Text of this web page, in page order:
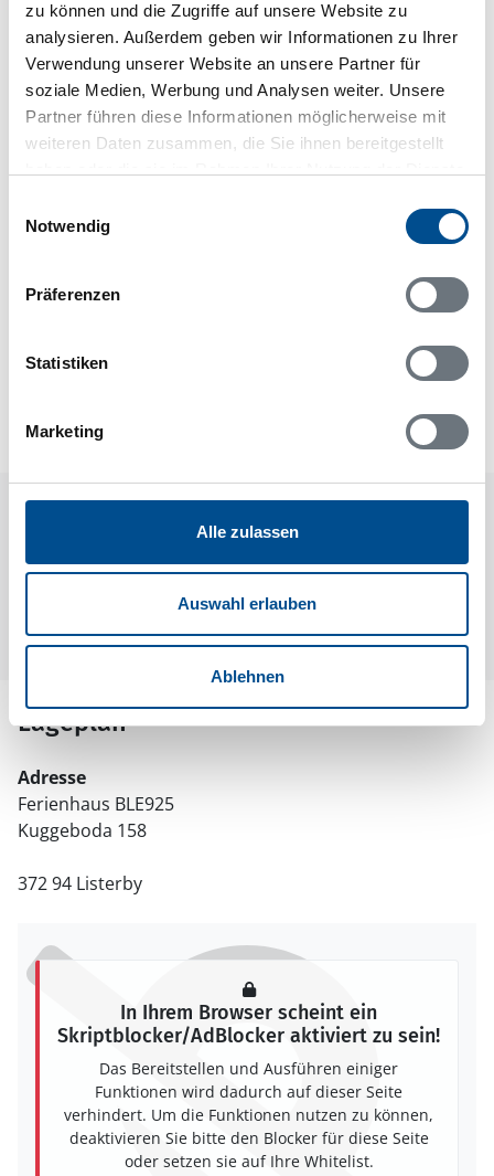
zu können und die Zugriffe auf unsere Website zu
analysieren. Außerdem geben wir Informationen zu Ihrer
Verwendung unserer Website an unsere Partner für
soziale Medien, Werbung und Analysen weiter. Unsere
Partner führen diese Informationen möglicherweise mit
weiteren Daten zusammen, die Sie ihnen bereitgestellt
Notwendig
Präferenzen
Statistiken
Marketing
Alle zulassen
Auswahl erlauben
Ablehnen
Wasser
Besonderheiten
Gute Angelmöglichkeiten
Besonderheiten
Bettwäsche und Handtücher optional: 20 € / Person.
Zwei Kanus optional: 60 € / Woche oder 25 € / Tag.
optional:
Ladestation für Elektroautos
Die aktuellen Verbrauchskosten finden Sie im
Leider liegen uns zur Zeit keine Grundrisse vor.
Manchmal befinden sich aber unter den Bildern der
Lageplan
Adresse
Ferienhaus BLE925
Kuggeboda 158
372 94 Listerby
In Ihrem Browser scheint ein
Skriptblocker/AdBlocker aktiviert zu sein!
Das Bereitstellen und Ausführen einiger
Funktionen wird dadurch auf dieser Seite
verhindert. Um die Funktionen nutzen zu können,
deaktivieren Sie bitte den Blocker für diese Seite
oder setzen sie auf Ihre Whitelist.